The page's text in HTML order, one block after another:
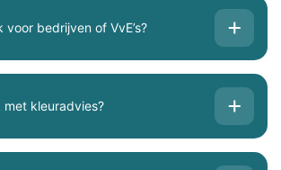
voor bedrijven of VvE’s?
met kleuradvies?